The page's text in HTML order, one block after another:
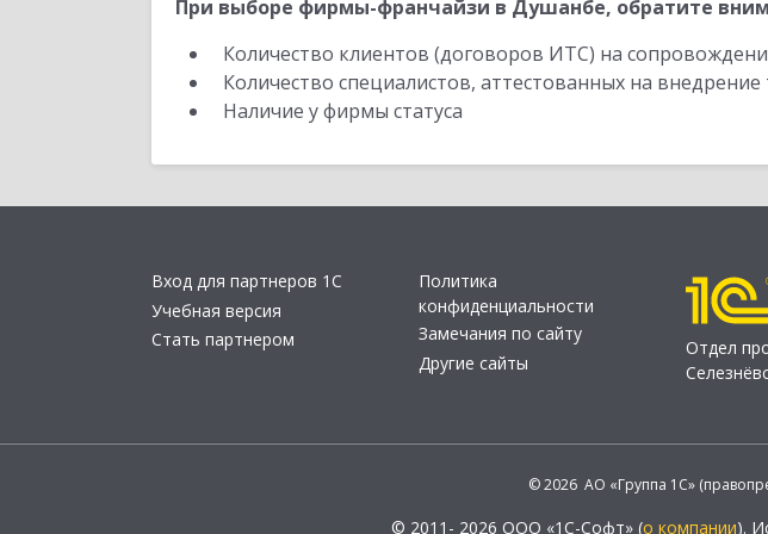
При выборе фирмы-франчайзи в Душанбе, обратите
Количество клиентов (договоров ИТС) на
Количество специалистов, аттестованных на
Наличие у фирмы статуса
Вход для партнеров 1С
Учебная версия
Стать партнером
Политика
конфиденциальности
Замечания по сайту
Другие сайты
Отдел
© 2026 АО «Группа 1С»
© 2011- 2026 ООО «1С-Софт» (о компании).